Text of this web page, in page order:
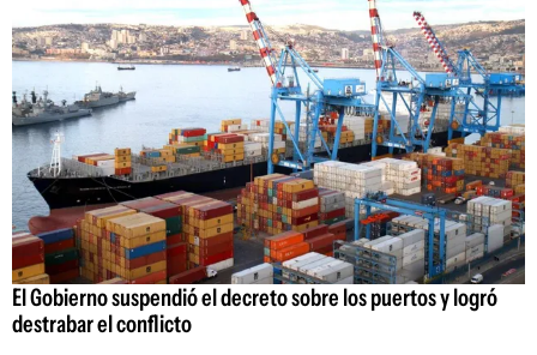
El Gobierno suspendió el decreto sobre los puertos y logró
destrabar el conflicto